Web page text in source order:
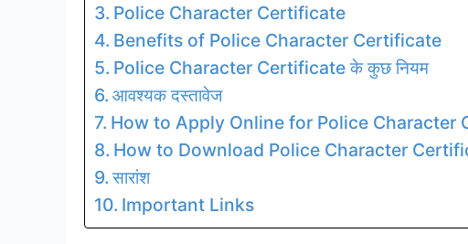
Police Character Certificate
Benefits of Police Character Certificate
Police Character Certificate के कुछ नियम
आवश्यक दस्तावेज
How to Apply Online for Police Character
How to Download Police Character
सारांश
Important Links